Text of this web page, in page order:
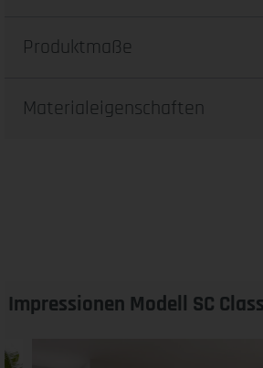
Produktmaße
Materialeigenschaften
Impressionen Modell SC